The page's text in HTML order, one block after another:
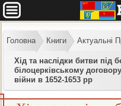
Головна Книги Актуальні
Хід та наслідки битви під
білоцерківському
війни в 1652-1653 рр